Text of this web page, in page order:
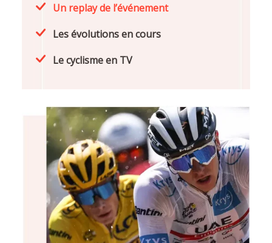
Un replay de l’événement
Les évolutions en cours
Le cyclisme en TV